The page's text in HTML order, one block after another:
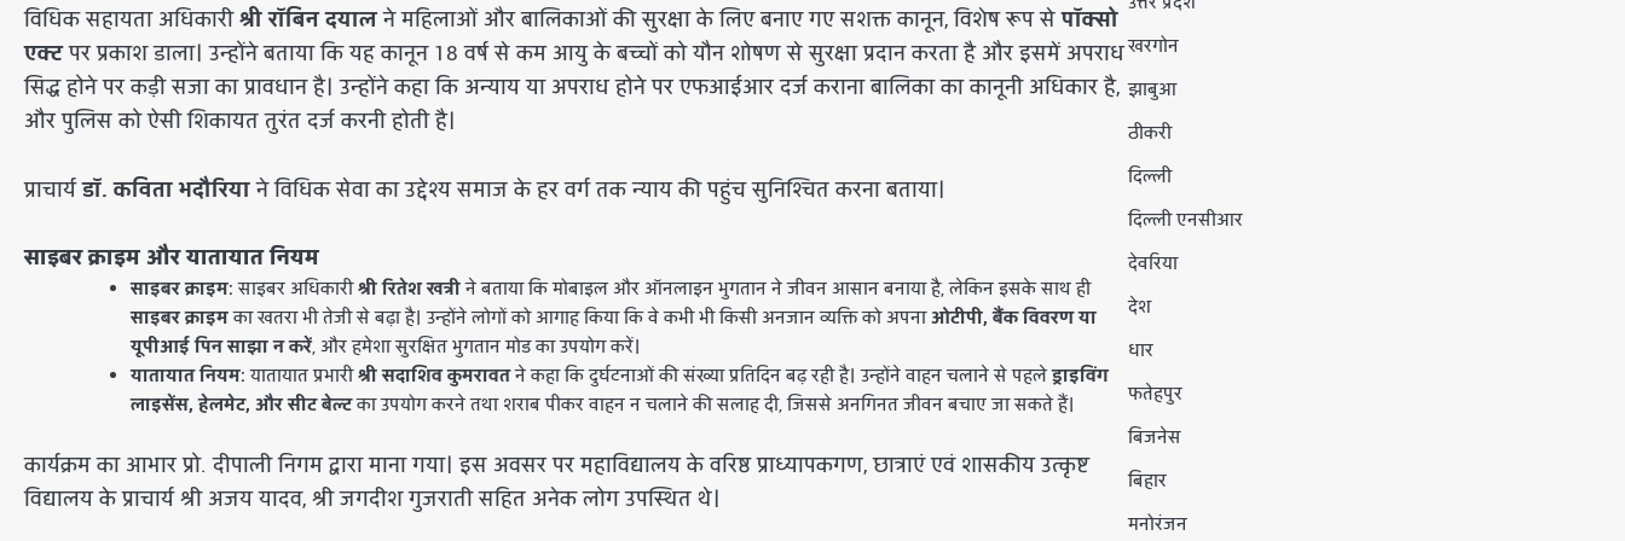
​विधिक सहायता अधिकारीश्री रॉबिन दयालने महिलाओं और बालिकाओं की सुरक्षा के लिए बनाए गए सशक्त कानून, विशेष रूप सेपॉक्सो
एक्टपर प्रकाश डाला। उन्होंने बताया कि यह कानून 18 वर्ष से कम आयु के बच्चों को यौन शोषण से सुरक्षा प्रदान करता है और इसमें अपराध
सिद्ध होने पर कड़ी सजा का प्रावधान है। उन्होंने कहा कि अन्याय या अपराध होने पर एफआईआर दर्ज कराना बालिका का कानूनी अधिकार है,
और पुलिस को ऐसी शिकायत तुरंत दर्ज करनी होती है।
​प्राचार्यडॉ. कविता भदौरियाने विधिक सेवा का उद्देश्य समाज के हर वर्ग तक न्याय की पहुंच सुनिश्चित करना बताया।
साइबर क्राइम और यातायात नियम
साइबर क्राइम:साइबर अधिकारीश्री रितेश खत्रीने बताया कि मोबाइल और ऑनलाइन भुगतान ने जीवन आसान बनाया है, लेकिन इसके साथ ही
साइबर क्राइमका खतरा भी तेजी से बढ़ा है। उन्होंने लोगों को आगाह किया कि वे कभी भी किसी अनजान व्यक्ति को अपनाओटीपी, बैंक विवरण या
यूपीआई पिन साझा न करें, और हमेशा सुरक्षित भुगतान मोड का उपयोग करें।
यातायात नियम:यातायात प्रभारीश्री सदाशिव कुमरावतने कहा कि दुर्घटनाओं की संख्या प्रतिदिन बढ़ रही है। उन्होंने वाहन चलाने से पहलेड्राइविंग
लाइसेंस, हेलमेट, और सीट बेल्टका उपयोग करने तथा शराब पीकर वाहन न चलाने की सलाह दी, जिससे अनगिनत जीवन बचाए जा सकते हैं।
कार्यक्रम का आभार प्रो. दीपाली निगम द्वारा माना गया। इस अवसर पर महाविद्यालय के वरिष्ठ प्राध्यापकगण, छात्राएं एवं शासकीय उत्कृष्ट
विद्यालय के प्राचार्य श्री अजय यादव, श्री जगदीश गुजराती सहित अनेक लोग उपस्थित थे।
खरगोन
झाबुआ
ठीकरी
दिल्ली
दिल्ली एनसीआर
देवरिया
देश
धार
फतेहपुर
बिजनेस
बिहार
मनोरंजन